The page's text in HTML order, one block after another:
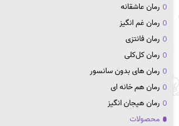
رمان عاشقانه
رمان غم انگیز
رمان فانتزی
رمان کل‌کلی
رمان های بدون سانسور
رمان هم خانه ای
رمان هیجان انگیز
محصولات